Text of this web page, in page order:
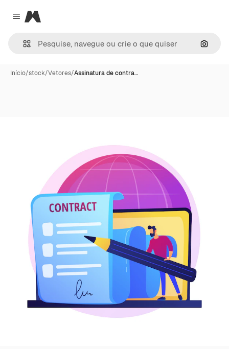
Close menu
Magnific
Início/stock/Vetores/Assinatura de contra…